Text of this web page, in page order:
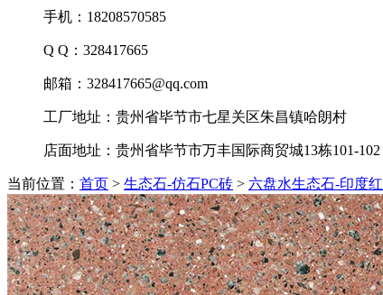
手机：18208570585
Q Q：328417665
邮箱：328417665@qq.com
工厂地址：贵州省毕节市七星关区朱昌镇哈朗村
店面地址：贵州省毕节市万丰国际商贸城13栋101-102
当前位置： 首页 > 生态石-仿石PC砖 > 六盘水生态石-印度红